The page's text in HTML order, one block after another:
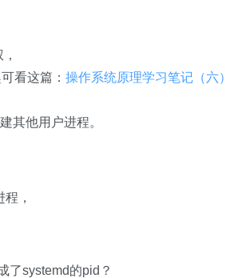
看这篇： 操作系统原理学习笔记（六）
其他用户进程。
，
了systemd的pid？